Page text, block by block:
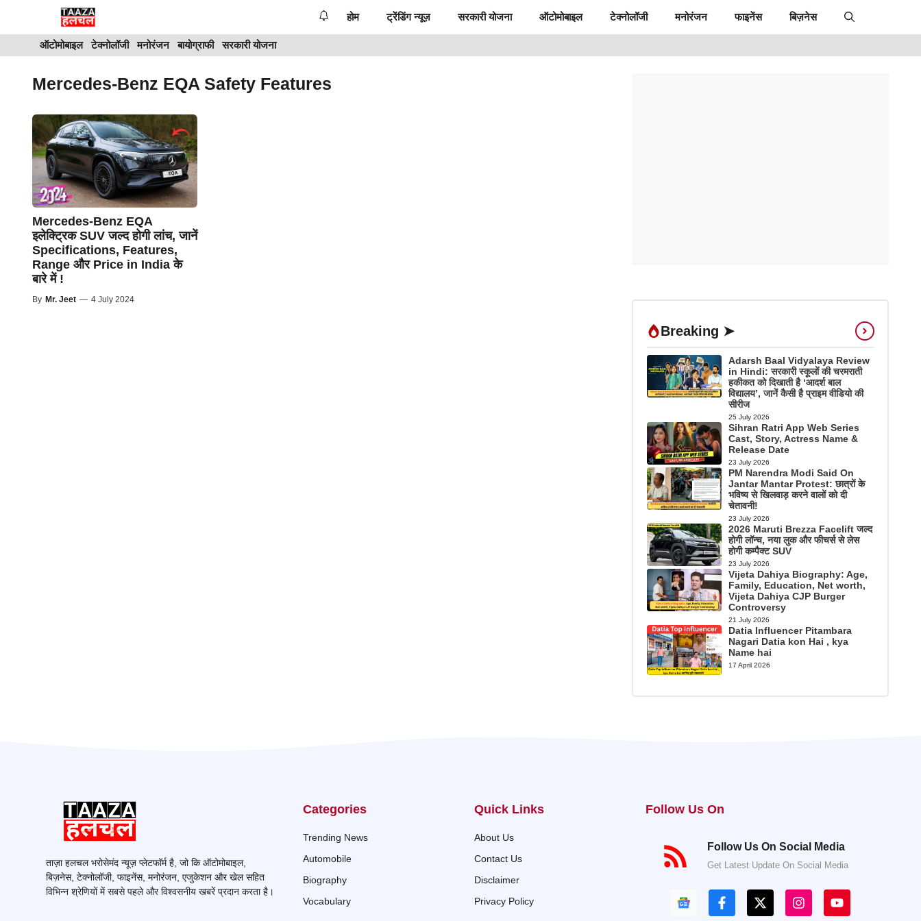
content
होम ट्रेंडिंग न्यूज़ सरकारी योजना ऑटोमोबाइल टेक्नोलॉजी मनोरंजन फाइनेंस बिज़नेस
ऑटोमोबाइल टेक्नोलॉजी मनोरंजन बायोग्राफी सरकारी योजना
Mercedes-Benz EQA Safety Features
Mercedes-Benz EQA
इलेक्ट्रिक SUV जल्द होगी लांच, जानें
Specifications, Features,
Range और Price in India के
बारे में !
By Mr. Jeet — 4 July 2024
Breaking ➤
Adarsh Baal Vidyalaya Review
in Hindi: सरकारी स्कूलों की चरमराती
हकीकत को दिखाती है ‘आदर्श बाल
विद्यालय’, जानें कैसी है प्राइम वीडियो की
सीरीज
25 July 2026
Sihran Ratri App Web Series
Cast, Story, Actress Name &
Release Date
23 July 2026
PM Narendra Modi Said On
Jantar Mantar Protest: छात्रों के
भविष्य से खिलवाड़ करने वालों को दी
चेतावनी!
23 July 2026
2026 Maruti Brezza Facelift जल्द
होगी लॉन्च, नया लुक और फीचर्स से लेस
होगी कम्पैक्ट SUV
23 July 2026
Vijeta Dahiya Biography: Age,
Family, Education, Net worth,
Vijeta Dahiya CJP Burger
Controversy
21 July 2026
Datia Influencer Pitambara
Nagari Datia kon Hai , kya
Name hai
17 April 2026
ताज़ा हलचल भरोसेमंद न्यूज़ प्लेटफॉर्म है, जो कि ऑटोमोबाइल,
बिज़नेस, टेक्नोलॉजी, फाइनेंस, मनोरंजन, एजुकेशन और खेल सहित
विभिन्न श्रेणियों में सबसे पहले और विश्वसनीय खबरें प्रदान करता है।
Categories
Trending News
Automobile
Biography
Vocabulary
Quick Links
About Us
Contact Us
Disclaimer
Privacy Policy
Follow Us On
Follow Us On Social Media
Get Latest Update On Social Media